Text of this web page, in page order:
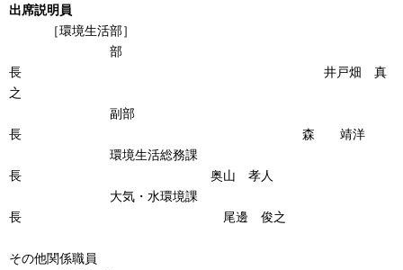
出席説明員
［環境生活部］
部
長 井戸畑 真
之
副部
長 森 靖洋
環境生活総務課
長 奥山 孝人
大気・水環境課
長 尾邊 俊之
その他関係職員